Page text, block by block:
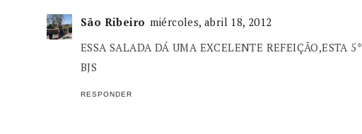
São Ribeiro miércoles, abril 18, 2012
ESSA SALADA DÁ UMA EXCELENTE REFEIÇÃO,ESTA 5*
BJS
RESPONDER